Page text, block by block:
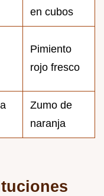
en cubos
Pimiento
rojo fresco
Zumo de
naranja